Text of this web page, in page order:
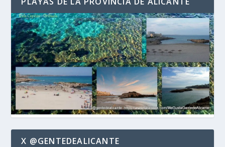
X @GENTEDEALICANTE